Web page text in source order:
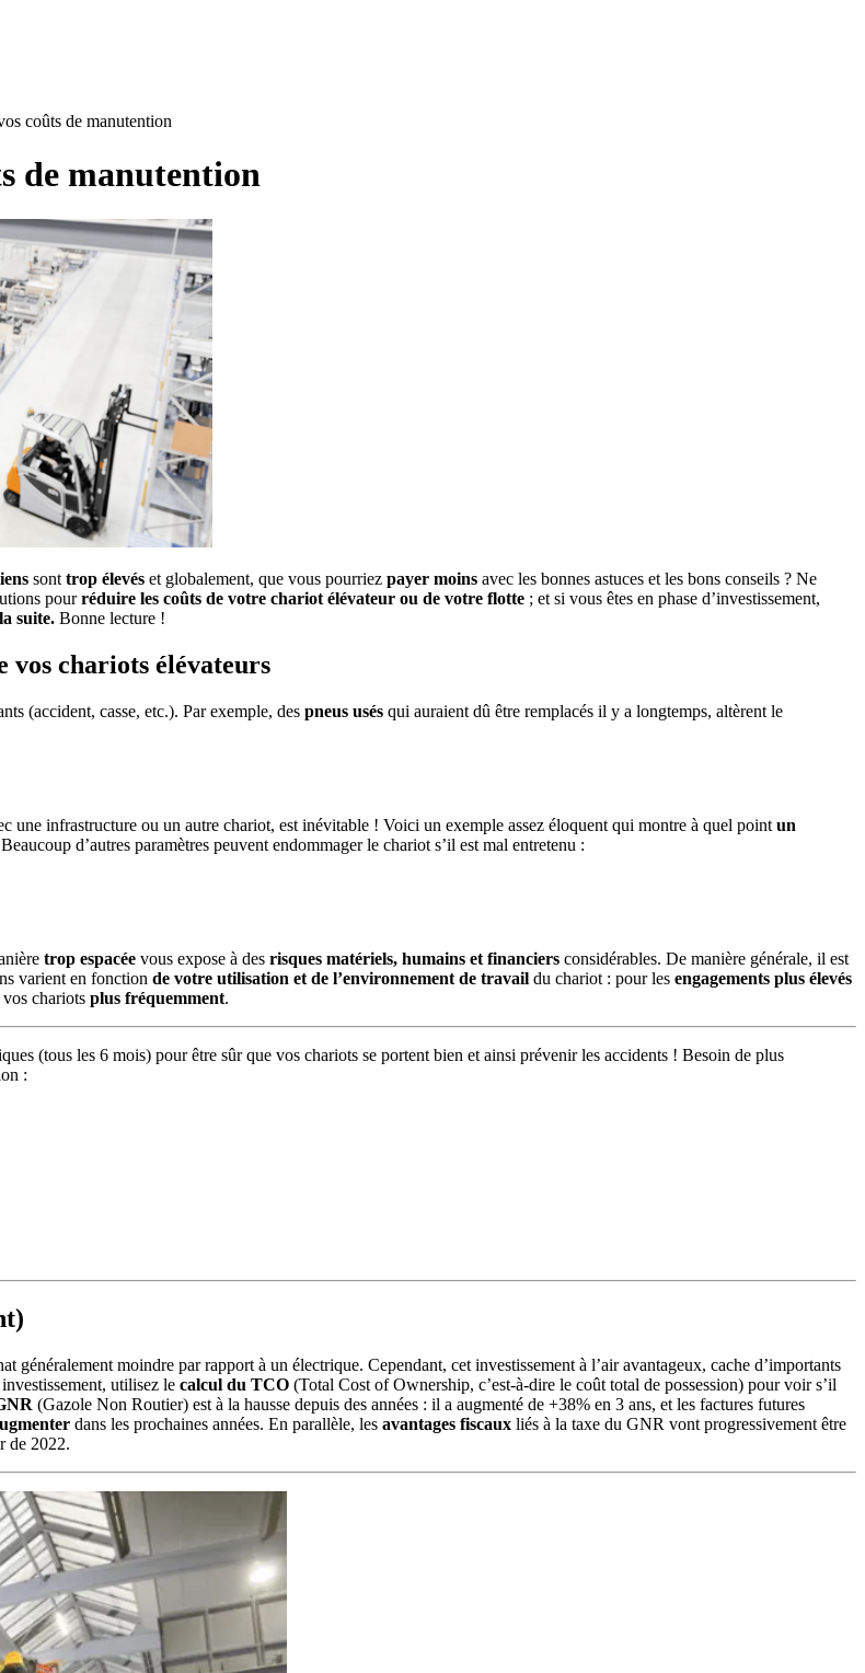
coûts de manutention
de manutention
sont trop élevés et globalement, que vous pourriez payer moins avec les bonnes astuces et les bons conseils ? Ne
pourréduire les coûts de votre chariot élévateur ou de votre flotte ; et si vous êtes en phase d’investissement,
suite. Bonne lecture !
vos chariots élévateurs
(accident, casse, etc.). Par exemple, des pneus usés qui auraient dû être remplacés il y a longtemps, altèrent le
infrastructure ou un autre chariot, est inévitable ! Voici un exemple assez éloquent qui montre à quel point un
Beaucoup d’autres paramètres peuvent endommager le chariot s’il est mal entretenu :
trop espacée vous expose à des risques matériels, humains et financiers considérables. De manière générale, il est
varient en fonction de votre utilisation et de l’environnement de travail du chariot : pour les engagements plus élevés
chariots plus fréquemment.
(tous les 6 mois) pour être sûr que vos chariots se portent bien et ainsi prévenir les accidents ! Besoin de plus
:
généralement moindre par rapport à un électrique. Cependant, cet investissement à l’air avantageux, cache d’importants
utilisez le calcul du TCO (Total Cost of Ownership, c’est-à-dire le coût total de possession) pour voir s’il
(Gazole Non Routier) est à la hausse depuis des années : il a augmenté de +38% en 3 ans, et les factures futures
dans les prochaines années. En parallèle, les avantages fiscaux liés à la taxe du GNR vont progressivement être
de 2022.